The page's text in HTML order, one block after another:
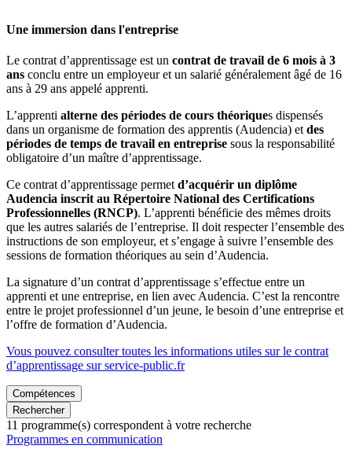
Une immersion dans l'entreprise
Le contrat d’apprentissage est un contrat de travail de 6 mois à 3
ans conclu entre un employeur et un salarié généralement âgé de 16
ans à 29 ans appelé apprenti.
L’apprenti alterne des périodes de cours théoriques dispensés
dans un organisme de formation des apprentis (Audencia) et des
périodes de temps de travail en entreprise sous la responsabilité
obligatoire d’un maître d’apprentissage.
Ce contrat d’apprentissage permet d’acquérir un diplôme
Audencia inscrit au Répertoire National des Certifications
Professionnelles (RNCP). L’apprenti bénéficie des mêmes droits
que les autres salariés de l’entreprise. Il doit respecter l’ensemble des
instructions de son employeur, et s’engage à suivre l’ensemble des
sessions de formation théoriques au sein d’Audencia.
La signature d’un contrat d’apprentissage s’effectue entre un
apprenti et une entreprise, en lien avec Audencia. C’est la rencontre
entre le projet professionnel d’un jeune, le besoin d’une entreprise et
l’offre de formation d’Audencia.
Vous pouvez consulter toutes les informations utiles sur le contrat
d’apprentissage sur service-public.fr
Compétences
Rechercher
11 programme(s) correspondent à votre recherche
Famille
Programmes en communication